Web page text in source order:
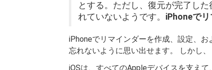
とする。ただし、復元が完了し
れていないようです。 iPhoneで
iPhoneでリマインダーを作成、設定、
忘れないように思い出せます。 しかし
iOSは、すべてのAppleデバイスを支え